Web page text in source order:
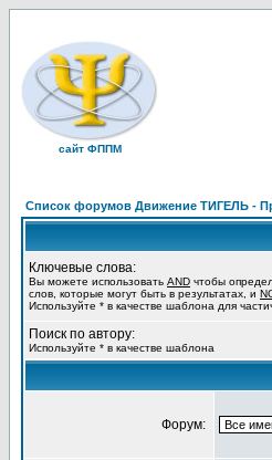
сайт ФППМ
Список форумов Движение ТИГЕЛЬ -
Ключевые слова:
Вы можете использовать AND чтобы
слов, которые могут быть в результатах, и
Используйте * в качестве шаблона для
Поиск по автору:
Используйте * в качестве шаблона
Форум: